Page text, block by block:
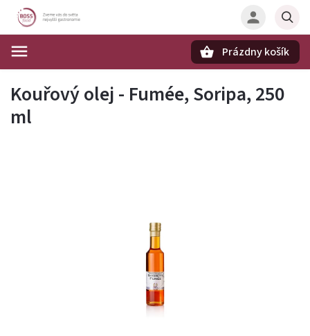
Prázdny košík
Kouřový olej - Fumée, Soripa, 250
ml